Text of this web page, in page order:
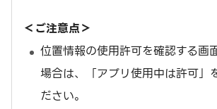
＜ご注意点＞
位置情報の使用許可を確認する画
場合は、「アプリ使用中は許可」
ださい。